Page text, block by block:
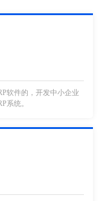
软件的，开发中小企业
系统。